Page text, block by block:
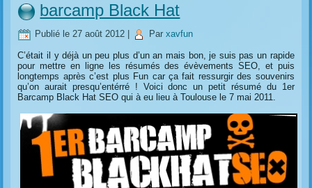
barcamp Black Hat
Publié le 27 août 2012 Par xavfun
C’était il y déjà un peu plus d’un an mais bon, je suis pas un rapide
pour mettre en ligne les résumés des évèvements SEO, et puis
longtemps après c’est plus Fun car ça fait ressurgir des souvenirs
qu’on aurait presqu’entérré ! Voici donc un petit résumé du 1er
Barcamp Black Hat SEO qui à eu lieu à Toulouse le 7 mai 2011.